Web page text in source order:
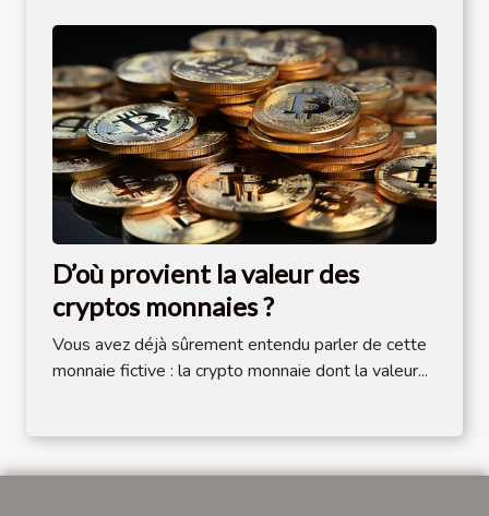
D’où provient la valeur des
cryptos monnaies ?
Vous avez déjà sûrement entendu parler de cette
monnaie fictive : la crypto monnaie dont la valeur...